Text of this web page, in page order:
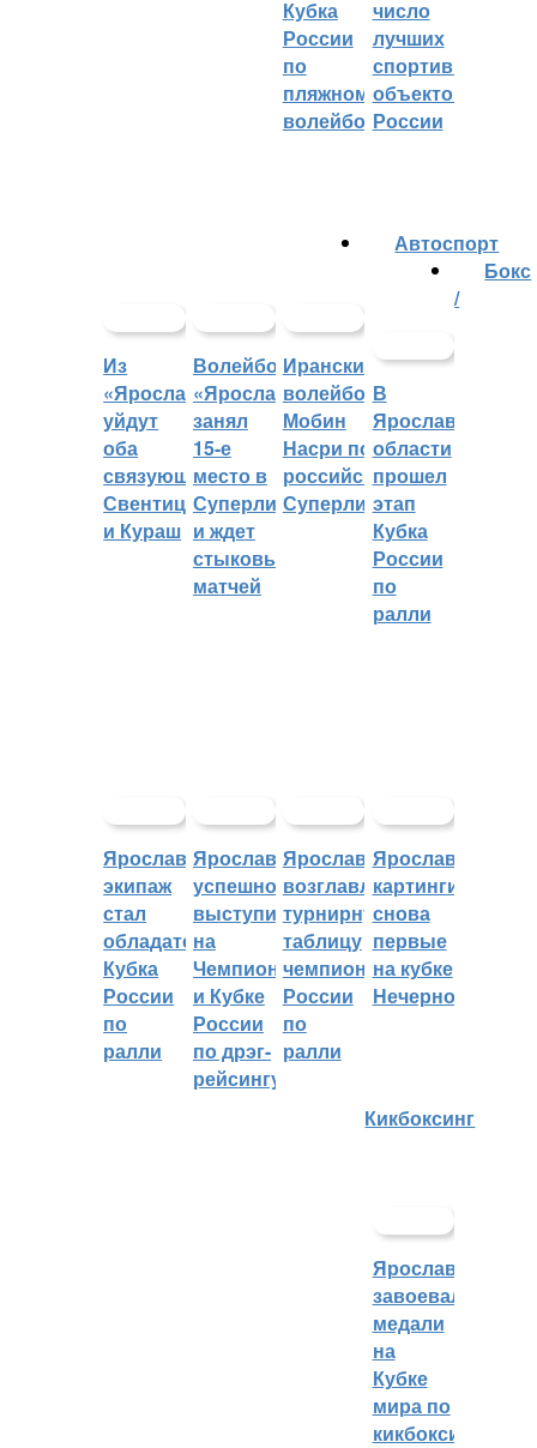
Кубка
России
по
пляжному
волейболу
число
лучших
спортивных
объектов
России
Из
«Ярославича»
уйдут
оба
связующих:
Свентицкис
и Кураш
Волейбольный
«Ярославич»
занял
15-е
место в
Суперлиге
и ждет
стыковых
матчей
Иранский
волейболист
Мобин
Насри покинет
российскую
Суперлигу
Автоспорт
В
Ярославской
области
прошел
этап
Кубка
России
по
ралли
Ярославский
экипаж
стал
обладателем
Кубка
России
по
ралли
Ярославцы
успешно
выступили
на
Чемпионате
и Кубке
России
по дрэг-
рейсингу
Ярославцы
возглавляют
турнирную
таблицу
чемпионата
России
по
ралли
Ярославские
картингисты
снова
первые
на кубке
Нечерноземья
Бокс
/
Кикбоксинг
Ярославцы
завоевали
медали
на
Кубке
мира по
кикбоксингу